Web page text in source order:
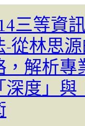
三等資
-從林思
，解析專
「深度」